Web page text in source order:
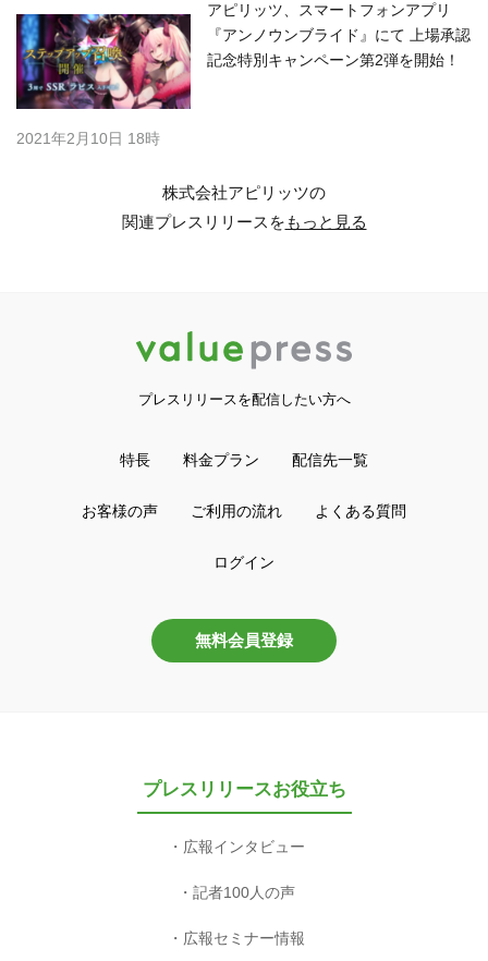
アピリッツ、スマートフォンアプリ
『アンノウンブライド』にて 上場承認
記念特別キャンペーン第2弾を開始！
2021年2月10日 18時
株式会社アピリッツの
関連プレスリリースをもっと見る
プレスリリースを配信したい方へ
特長 料金プラン 配信先一覧
お客様の声 ご利用の流れ よくある質問
ログイン
無料会員登録
プレスリリースお役立ち
広報インタビュー
記者100人の声
広報セミナー情報